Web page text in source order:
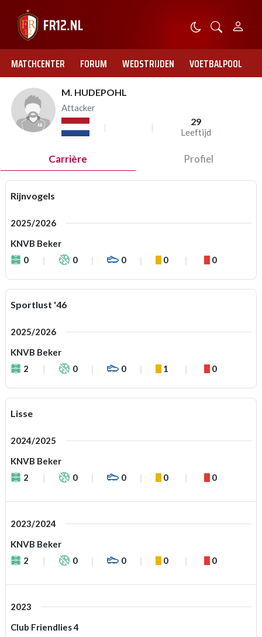
MATCHCENTER FORUM WEDSTRIJDEN VOETBALPOOL
M. HUDEPOHL
Attacker
29
Leeftijd
Carrière Profiel
Rijnvogels
2025/2026
KNVB Beker
0
0 0 0 0
Sportlust '46
2025/2026
KNVB Beker
2
0 0 1 0
Lisse
2024/2025
KNVB Beker
2
0 0 0 0
2023/2024
KNVB Beker
2
0 0 0 0
2023
Club Friendlies 4